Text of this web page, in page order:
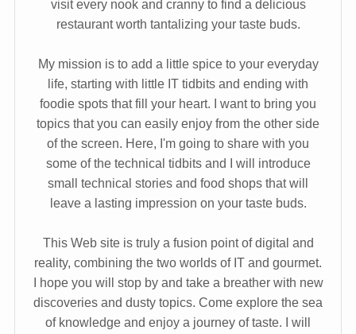
visit every nook and cranny to find a delicious
restaurant worth tantalizing your taste buds.
My mission is to add a little spice to your everyday
life, starting with little IT tidbits and ending with
foodie spots that fill your heart. I want to bring you
topics that you can easily enjoy from the other side
of the screen. Here, I'm going to share with you
some of the technical tidbits and I will introduce
small technical stories and food shops that will
leave a lasting impression on your taste buds.
This Web site is truly a fusion point of digital and
reality, combining the two worlds of IT and gourmet.
I hope you will stop by and take a breather with new
discoveries and dusty topics. Come explore the sea
of knowledge and enjoy a journey of taste. I will